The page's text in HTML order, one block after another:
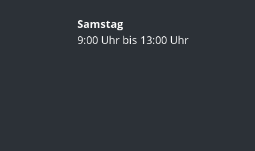
Samstag
9:00 Uhr bis 13:00 Uhr